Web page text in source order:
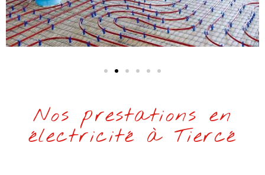
Nos prestations en
électricité à Tiercé